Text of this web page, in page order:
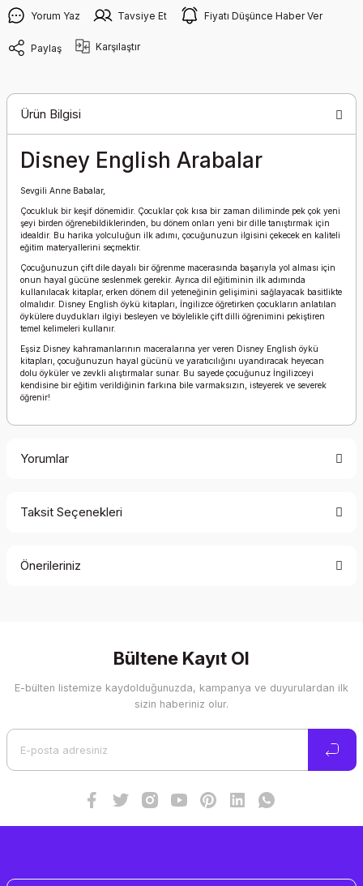
Yorum Yaz Tavsiye Et Fiyatı Düşünce Haber Ver
Paylaş Karşılaştır
Ürün Bilgisi
Disney English Arabalar
Sevgili Anne Babalar,
Çocukluk bir keşif dönemidir. Çocuklar çok kısa bir zaman diliminde pek çok yeni
şeyi birden öğrenebildiklerinden, bu dönem onları yeni bir dille tanıştırmak için
idealdir. Bu harika yolculuğun ilk adımı, çocuğunuzun ilgisini çekecek en kaliteli
eğitim materyallerini seçmektir.
Çocuğunuzun çift dile dayalı bir öğrenme macerasında başarıyla yol alması için
onun hayal gücüne seslenmek gerekir. Ayrıca dil eğitiminin ilk adımında
kullanılacak kitaplar, erken dönem dil yeteneğinin gelişimini sağlayacak basitlikte
olmalıdır. Disney English öykü kitapları, İngilizce öğretirken çocukların anlatılan
öykülere duydukları ilgiyi besleyen ve böylelikle çift dilli öğrenimini pekiştiren
temel kelimeleri kullanır.
Eşsiz Disney kahramanlarının maceralarına yer veren Disney English öykü
kitapları, çocuğunuzun hayal gücünü ve yaratıcılığını uyandıracak heyecan
dolu öyküler ve zevkli alıştırmalar sunar. Bu sayede çocuğunuz İngilizceyi
kendisine bir eğitim verildiğinin farkına bile varmaksızın, isteyerek ve severek
öğrenir!
Yorumlar
Taksit Seçenekleri
Önerileriniz
Görüş ve önerileriniz için teşekkür ederiz.
Ürün resmi kalitesiz, bozuk veya görüntülenemiyor.
Bültene Kayıt Ol
E-bülten listemize kaydolduğunuzda, kampanya ve duyurulardan ilk
sizin haberiniz olur.